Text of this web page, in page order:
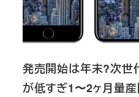
発売開始は年末?次世
が低すぎ1〜2ヶ月量